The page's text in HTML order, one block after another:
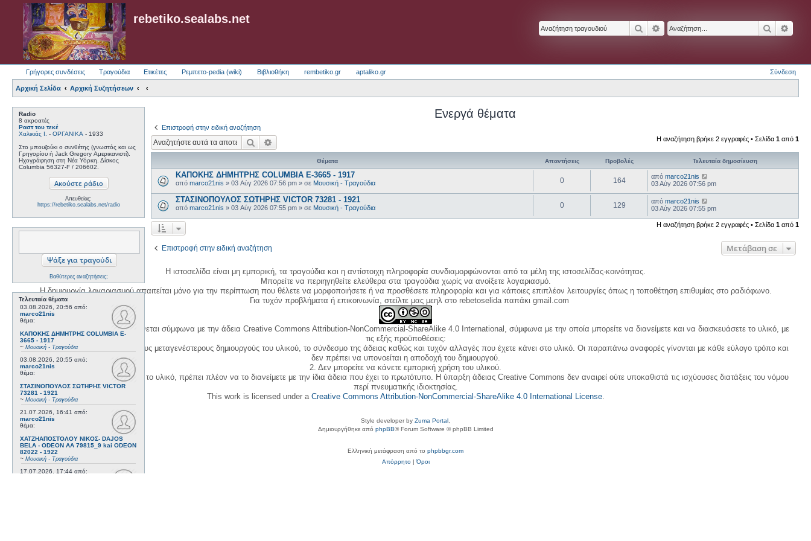
rebetiko.sealabs.net
ΑναζήτησηΕιδική αναζήτηση
Γρήγορες συνδέσεις Τραγούδια Ετικέτες Ρεμπετο-pedia (wiki) Βιβλιοθήκη rembetiko.gr aptaliko.gr Σύνδεση
Αρχική Σελίδα Αρχική Συζητήσεων
Radio
8 ακροατές
Ραστ του τεκέ
Χαλικιάς Ι.
- ΟΡΓΑΝΙΚΑ - 1933
Στο μπουζούκι ο συνθέτης (γνωστός και ως
Γρηγορίου ή Jack Gregory Αμερικανιστί).
Ηχογράφηση στη Νέα Υόρκη. Δίσκος
Columbia 56327-F / 206602.
Απευθείας:
https://rebetiko.sealabs.net/radio
Βαθύτερες αναζητήσεις;
Τελευταία θέματα
03.08.2026, 20:56 από:
marco21nis
θέμα:
ΚΑΠΟΚΗΣ ΔΗΜΗΤΡΗΣ COLUMBIA E-
3665 - 1917
~ Μουσική - Τραγούδια
03.08.2026, 20:55 από:
marco21nis
θέμα:
ΣΤΑΣΙΝΟΠΟΥΛΟΣ ΣΩΤΗΡΗΣ VICTOR
73281 - 1921
~ Μουσική - Τραγούδια
21.07.2026, 16:41 από:
marco21nis
θέμα:
ΧΑΤΖΗΑΠΟΣΤΟΛΟΥ ΝΙΚΟΣ- DAJOS
BELA - ODEON AA 79815_9 kai ODEON
82022 - 1922
~ Μουσική - Τραγούδια
17.07.2026, 17:44 από:
Ενεργά θέματα
Επιστροφή στην ειδική αναζήτηση
Αναζήτηση Η αναζήτηση βρήκε 2 εγγραφές • Σελίδα 1 από 1
Θέματα Απαντήσεις Προβολές Τελευταία δημοσίευση
ΚΑΠΟΚΗΣ ΔΗΜΗΤΡΗΣ COLUMBIA E-3665 - 1917
από marco21nis » 03 Αύγ 2026 07:56 pm » σε Μουσική - Τραγούδια 0 164 από marco21nis
03 Αύγ 2026 07:56 pm
ΣΤΑΣΙΝΟΠΟΥΛΟΣ ΣΩΤΗΡΗΣ VICTOR 73281 - 1921
από marco21nis » 03 Αύγ 2026 07:55 pm » σε Μουσική - Τραγούδια 0 129 από marco21nis
03 Αύγ 2026 07:55 pm
Η αναζήτηση βρήκε 2 εγγραφές • Σελίδα 1 από 1
Επιστροφή στην ειδική αναζήτηση Μετάβαση σε
Η ιστοσελίδα είναι μη εμπορική, τα τραγούδια και η αντίστοιχη πληροφορία συνδιαμορφώνονται από τα μέλη της ιστοσελίδας-κοινότητας.
Μπορείτε να περιηγηθείτε ελεύθερα στα τραγούδια χωρίς να ανοίξετε λογαριασμό.
Η δημιουργία λογαριασμού απαιτείται μόνο για την περίπτωση που θέλετε να μορφοποιήσετε ή να προσθέσετε πληροφορία και για κάποιες επιπλέον λειτουργίες όπως η τοποθέτηση επιθυμίας στο ραδιόφωνο.
Για τυχόν προβλήματα ή επικοινωνία, στείλτε μας μεηλ στο rebetoselida παπάκι gmail.com
Η χρήση του υλικού της σελίδας γίνεται σύμφωνα με την άδεια Creative Commons Attribution-NonCommercial-ShareAlike 4.0 International, σύμφωνα με την οποία μπορείτε να διανείμετε και να διασκευάσετε το υλικό, με
τις εξής προϋποθέσεις:
1. Να αναφέρετε τον αρχικό και τους μεταγενέστερους δημιουργούς του υλικού, το σύνδεσμο της άδειας καθώς και τυχόν αλλαγές που έχετε κάνει στο υλικό. Οι παραπάνω αναφορές γίνονται με κάθε εύλογο τρόπο και
δεν πρέπει να υπονοείται η αποδοχή του δημιουργού.
2. Δεν μπορείτε να κάνετε εμπορική χρήση του υλικού.
3. Αν διασκευάσετε με κάθε τρόπο το υλικό, πρέπει πλέον να το διανείμετε με την ίδια άδεια που έχει το πρωτότυπο. Η ύπαρξη άδειας Creative Commons δεν αναιρεί ούτε υποκαθιστά τις ισχύουσες διατάξεις του νόμου
περί πνευματικής ιδιοκτησίας.
This work is licensed under a Creative Commons Attribution-NonCommercial-ShareAlike 4.0 International License.
Style developer by Zuma Portal
Δημιουργήθηκε από phpBB® Forum Software © phpBB Limited
Ελληνική μετάφραση από το phpbbgr.com
Απόρρητο|Όροι